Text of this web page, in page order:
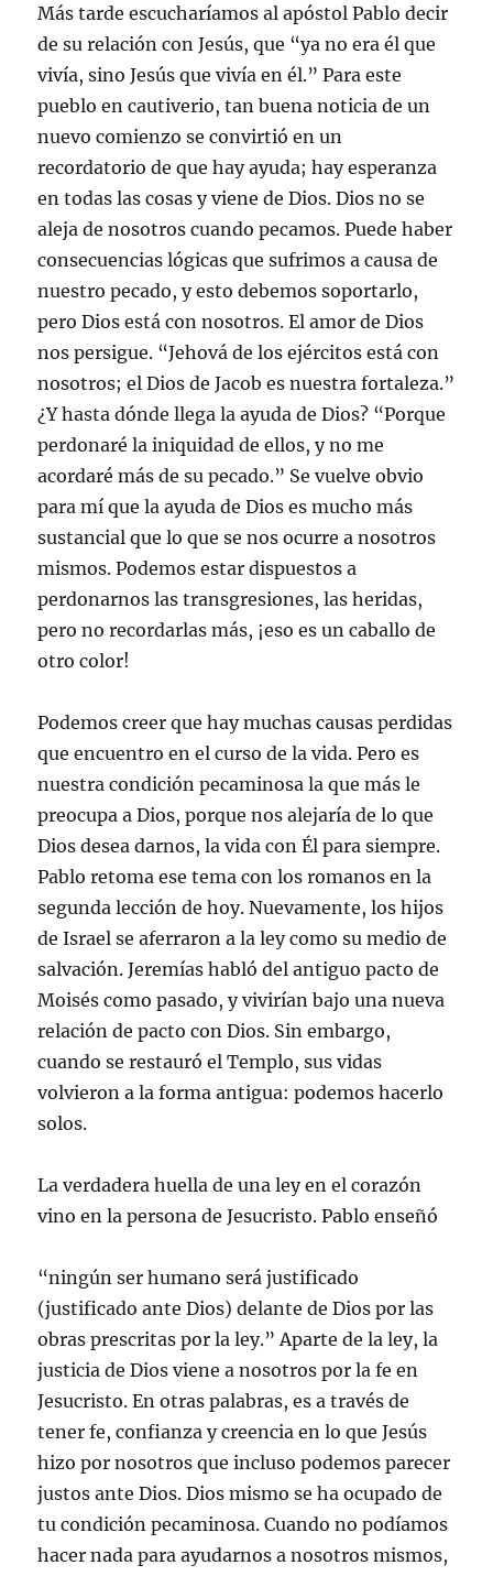
Más tarde escucharíamos al apóstol Pablo decir
de su relación con Jesús, que “ya no era él que
vivía, sino Jesús que vivía en él.” Para este
pueblo en cautiverio, tan buena noticia de un
nuevo comienzo se convirtió en un
recordatorio de que hay ayuda; hay esperanza
en todas las cosas y viene de Dios. Dios no se
aleja de nosotros cuando pecamos. Puede haber
consecuencias lógicas que sufrimos a causa de
nuestro pecado, y esto debemos soportarlo,
pero Dios está con nosotros. El amor de Dios
nos persigue. “Jehová de los ejércitos está con
nosotros; el Dios de Jacob es nuestra fortaleza.”
¿Y hasta dónde llega la ayuda de Dios? “Porque
perdonaré la iniquidad de ellos, y no me
acordaré más de su pecado.” Se vuelve obvio
para mí que la ayuda de Dios es mucho más
sustancial que lo que se nos ocurre a nosotros
mismos. Podemos estar dispuestos a
perdonarnos las transgresiones, las heridas,
pero no recordarlas más, ¡eso es un caballo de
otro color!
Podemos creer que hay muchas causas perdidas
que encuentro en el curso de la vida. Pero es
nuestra condición pecaminosa la que más le
preocupa a Dios, porque nos alejaría de lo que
Dios desea darnos, la vida con Él para siempre.
Pablo retoma ese tema con los romanos en la
segunda lección de hoy. Nuevamente, los hijos
de Israel se aferraron a la ley como su medio de
salvación. Jeremías habló del antiguo pacto de
Moisés como pasado, y vivirían bajo una nueva
relación de pacto con Dios. Sin embargo,
cuando se restauró el Templo, sus vidas
volvieron a la forma antigua: podemos hacerlo
solos.
La verdadera huella de una ley en el corazón
vino en la persona de Jesucristo. Pablo enseñó
“ningún ser humano será justificado
(justificado ante Dios) delante de Dios por las
obras prescritas por la ley.” Aparte de la ley, la
justicia de Dios viene a nosotros por la fe en
Jesucristo. En otras palabras, es a través de
tener fe, confianza y creencia en lo que Jesús
hizo por nosotros que incluso podemos parecer
justos ante Dios. Dios mismo se ha ocupado de
tu condición pecaminosa. Cuando no podíamos
hacer nada para ayudarnos a nosotros mismos,